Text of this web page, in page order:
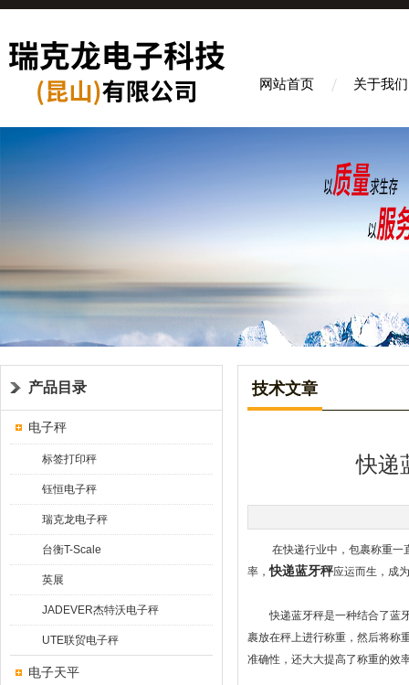
网站首页 关于我们
产品目录
电子秤
标签打印秤
钰恒电子秤
瑞克龙电子秤
台衡T-Scale
英展
JADEVER杰特沃电子秤
UTE联贸电子秤
电子天平
技术文章
快递
在快递行业中，包裹称重一直
率，快递蓝牙秤应运而生，成
快递蓝牙秤是一种结合了蓝牙
裹放在秤上进行称重，然后将称
准确性，还大大提高了称重的效